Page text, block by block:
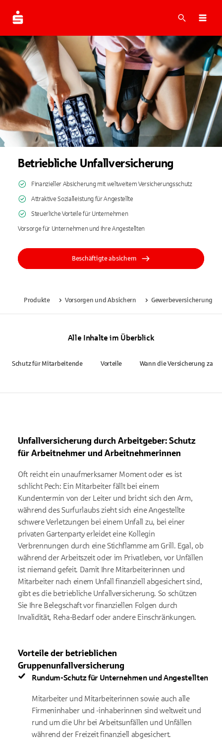
Suche
Betriebliche Unfallversicherung
Finanzieller Absicherung mit weltweitem Versicherungsschutz
Attraktive Sozialleistung für Angestellte
Steuerliche Vorteile für Unternehmen
Vorsorge für Unternehmen und ihre Angestellten
Beschäftigte absichern
Produkte Vorsorgen und Absichern Gewerbeversicherung
Alle Inhalte im Überblick
Schutz für Mitarbeitende Vorteile Wann die Versicherung zahlt
Unfallversicherung durch Arbeitgeber: Schutz
für Arbeitnehmer und Arbeitnehmerinnen
Oft reicht ein unaufmerksamer Moment oder es ist
schlicht Pech: Ein Mitarbeiter fällt bei einem
Kundentermin von der Leiter und bricht sich den Arm,
während des Surfurlaubs zieht sich eine Angestellte
schwere Verletzungen bei einem Unfall zu, bei einer
privaten Gartenparty erleidet eine Kollegin
Verbrennungen durch eine Stichflamme am Grill. Egal, ob
während der Arbeitszeit oder im Privatleben, vor Unfällen
ist niemand gefeit. Damit Ihre Mitarbeiterinnen und
Mitarbeiter nach einem Unfall finanziell abgesichert sind,
gibt es die betriebliche Unfallversicherung. So schützen
Sie Ihre Belegschaft vor finanziellen Folgen durch
Invalidität, Reha-Bedarf oder andere Einschränkungen.
Vorteile der betrieblichen
Gruppenunfallversicherung
Rundum-Schutz für Unternehmen und Angestellten
Mitarbeiter und Mitarbeiterinnen sowie auch alle
Firmeninhaber und -inhaberinnen sind weltweit und
rund um die Uhr bei Arbeitsunfällen und Unfällen
während der Freizeit finanziell abgesichert.